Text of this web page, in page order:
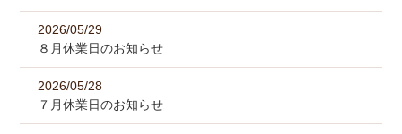
2026/05/29
８月休業日のお知らせ
2026/05/28
７月休業日のお知らせ